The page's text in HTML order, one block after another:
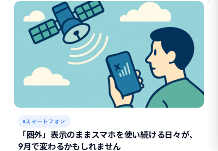
スマートフォン
「圏外」表示のままスマホを使い続ける日々が、
9月で変わるかもしれません